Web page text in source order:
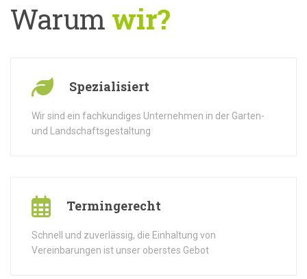
Warum wir?
Spezialisiert
Wir sind ein fachkundiges Unternehmen in der Garten-
und Landschaftsgestaltung
Termingerecht
Schnell und zuverlässig, die Einhaltung von
Vereinbarungen ist unser oberstes Gebot